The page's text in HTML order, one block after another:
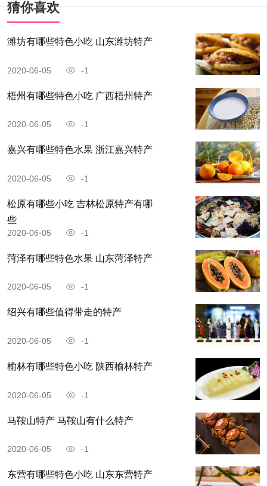
猜你喜欢
潍坊有哪些特色小吃 山东潍坊特产
2020-06-05 -1
梧州有哪些特色小吃 广西梧州特产
2020-06-05 -1
嘉兴有哪些特色水果 浙江嘉兴特产
2020-06-05 -1
松原有哪些小吃 吉林松原特产有哪
些
2020-06-05 -1
菏泽有哪些特色水果 山东菏泽特产
2020-06-05 -1
绍兴有哪些值得带走的特产
2020-06-05 -1
榆林有哪些特色小吃 陕西榆林特产
2020-06-05 -1
马鞍山特产 马鞍山有什么特产
2020-06-05 -1
东营有哪些特色小吃 山东东营特产